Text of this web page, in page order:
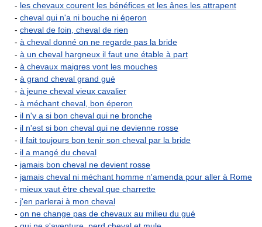
- les chevaux courent les bénéfices et les ânes les attrapent
- cheval qui n'a ni bouche ni éperon
- cheval de foin, cheval de rien
- à cheval donné on ne regarde pas la bride
- à un cheval hargneux il faut une étable à part
- à chevaux maigres vont les mouches
- à grand cheval grand gué
- à jeune cheval vieux cavalier
- à méchant cheval, bon éperon
- il n'y a si bon cheval qui ne bronche
- il n'est si bon cheval qui ne devienne rosse
- il fait toujours bon tenir son cheval par la bride
- il a mangé du cheval
- jamais bon cheval ne devient rosse
- jamais cheval ni méchant homme n'amenda pour aller à Rome
- mieux vaut être cheval que charrette
- j'en parlerai à mon cheval
- on ne change pas de chevaux au milieu du gué